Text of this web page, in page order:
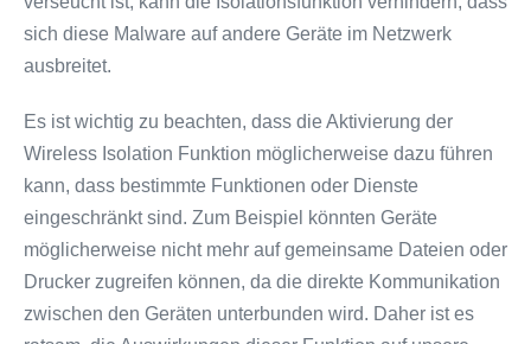
sich diese Malware auf andere Geräte im Netzwerk
ausbreitet.
Es ist wichtig zu beachten, dass die Aktivierung der
Wireless Isolation Funktion möglicherweise dazu führen
kann, dass bestimmte Funktionen oder Dienste
eingeschränkt sind. Zum Beispiel könnten Geräte
möglicherweise nicht mehr auf gemeinsame Dateien oder
Drucker zugreifen können, da die direkte Kommunikation
zwischen den Geräten unterbunden wird. Daher ist es